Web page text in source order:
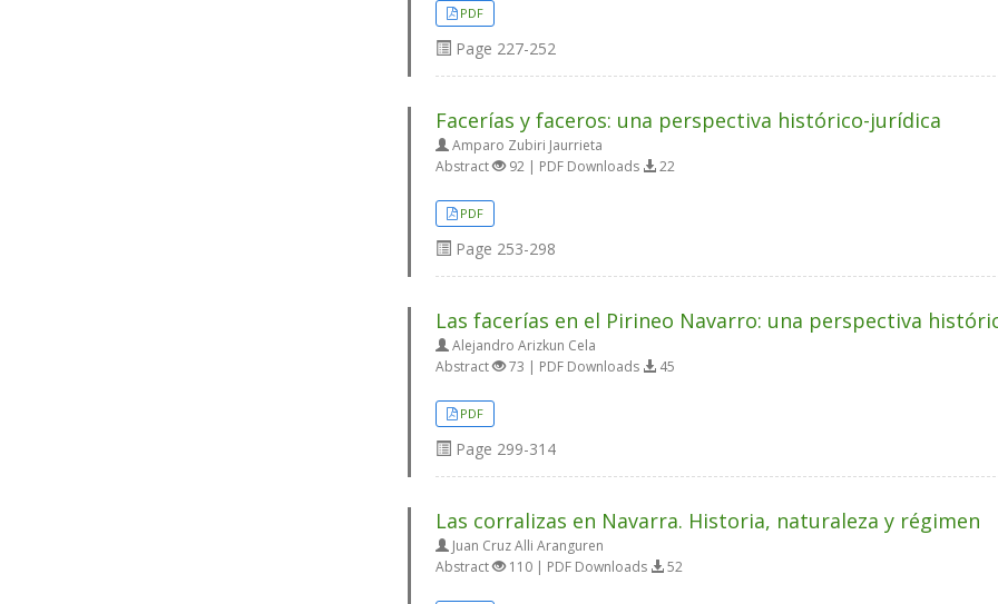
PDF
Page 227-252
Facerías y faceros: una perspectiva histórico-jurídica
Amparo Zubiri Jaurrieta
Abstract
92 | PDF Downloads 22
PDF
Page 253-298
Las facerías en el Pirineo Navarro: una perspectiva
Alejandro Arizkun Cela
Abstract
73 | PDF Downloads 45
PDF
Page 299-314
Las corralizas en Navarra. Historia, naturaleza y régimen
Juan Cruz Alli Aranguren
Abstract
110 | PDF Downloads 52